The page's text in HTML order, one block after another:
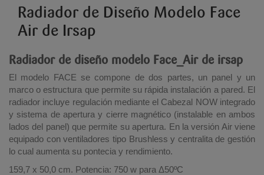
Radiador de Diseño Modelo Face
Air de Irsap
Radiador de diseño modelo Face_Air de irsap
El modelo FACE se compone de dos partes, un panel y un
marco o estructura que permite su rápida instalación a pared. El
radiador incluye regulación mediante el Cabezal NOW integrado
y sistema de apertura y cierre magnético (instalable en ambos
lados del panel) que permite su apertura. En la versión Air viene
equipado con ventiladores tipo Brushless y centralita de gestión
lo cual aumenta su pontecia y rendimiento.
159,7 x 50,0 cm. Potencia: 750 w para Δ50ºC